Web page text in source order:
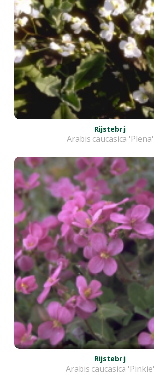
Rijstebrij
Arabis caucasica 'Plena'
Rijstebrij
Arabis caucasica 'Pinkie'